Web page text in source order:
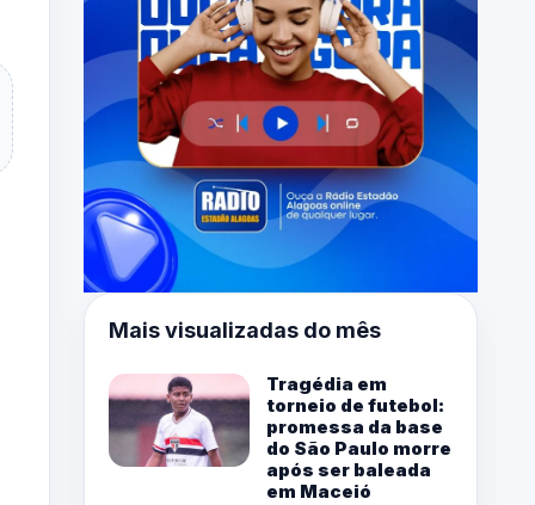
Mais visualizadas do mês
Tragédia em
torneio de futebol:
promessa da base
do São Paulo morre
após ser baleada
em Maceió